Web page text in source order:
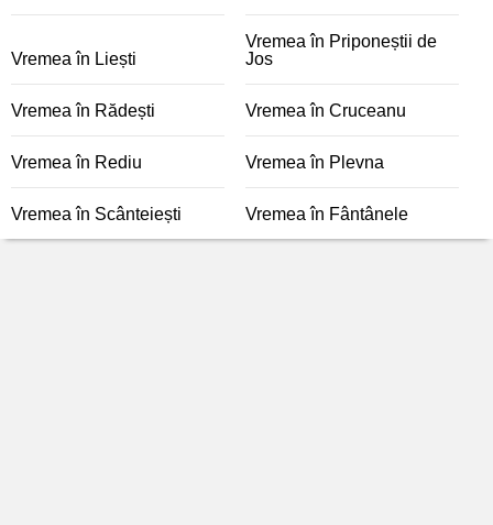
Vremea în Liești
Vremea în Priponeștii de
Jos
Vremea în Rădești Vremea în Cruceanu
Vremea în Rediu Vremea în Plevna
Vremea în Scânteiești Vremea în Fântânele